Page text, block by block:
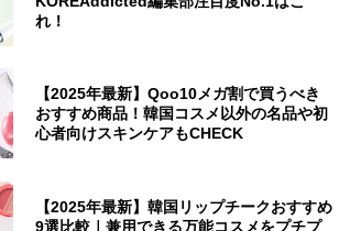
れ！
【2025年最新】Qoo10メガ割で買うべき
おすすめ商品！韓国コスメ以外の名品や初
心者向けスキンケアもCHECK
【2025年最新】韓国リップチークおすすめ
9選比較｜兼用できる万能コスメをプチプ